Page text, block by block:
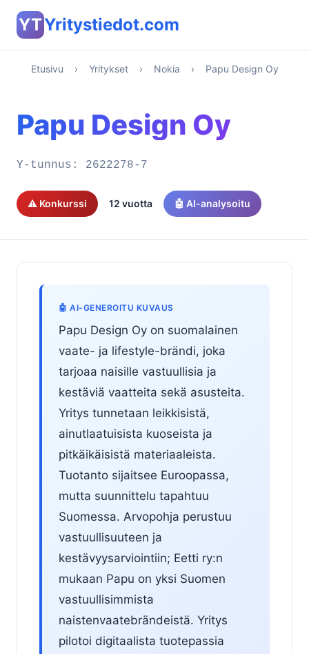
YTYritystiedot.com
Etusivu › Yritykset › Nokia › Papu Design Oy
Papu Design Oy
Y-tunnus: 2622278-7
⚠️ Konkurssi 12 vuotta 🤖 AI-analysoitu
🤖 AI-GENEROITU KUVAUS
Papu Design Oy on suomalainen
vaate- ja lifestyle-brändi, joka
tarjoaa naisille vastuullisia ja
kestäviä vaatteita sekä asusteita.
Yritys tunnetaan leikkisistä,
ainutlaatuisista kuoseista ja
pitkäikäisistä materiaaleista.
Tuotanto sijaitsee Euroopassa,
mutta suunnittelu tapahtuu
Suomessa. Arvopohja perustuu
vastuullisuuteen ja
kestävyysarviointiin; Eetti ry:n
mukaan Papu on yksi Suomen
vastuullisimmista
naistenvaatebrändeistä. Yritys
pilotoi digitaalista tuotepassia